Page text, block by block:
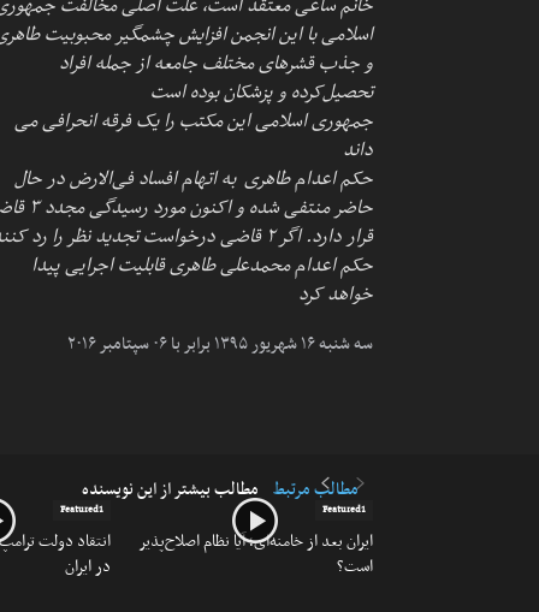
اسلامی با این انجمن افزایش چشمگیر محبوبیت
و جذب قشرهای مختلف جامعه از جمله افراد
تحصیل‌کرده و پزشکان بوده است
جمهوری اسلامی این مکتب را یک فرقه انحرافی می
داند
حکم اعدام طاهری به اتهام افساد فی‌الارض در حال
حاضر منتفی شده و
قرار دارد. اگر ۲ قاضی درخواست تجدید نظر را رد
حکم اعدام محمدعلی طاهری قابلیت اجرایی پیدا
خواهد کرد
سه شنبه ۱۶ شهریور ۱۳۹۵ برابر با ۰۶ سپتامبر ۲۰۱۶
مطالب مرتبط مطالب بیشتر از این نویسنده
Featured1
انتقاد دولت
در ایران
Featured1
ایران بعد از خامنه‌ای؛ آیا نظام اصلاح‌پذیر
است؟